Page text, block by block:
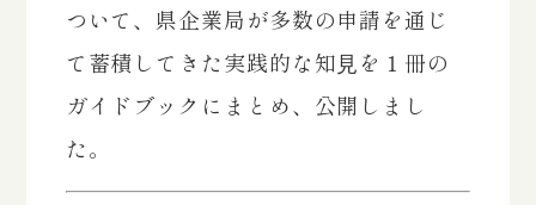
ついて、県企業局が多数の申請を通じ
て蓄積してきた実践的な知⾒を１冊の
ガイドブックにまとめ、公開しまし
た。